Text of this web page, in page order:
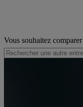
Vous souhaitez